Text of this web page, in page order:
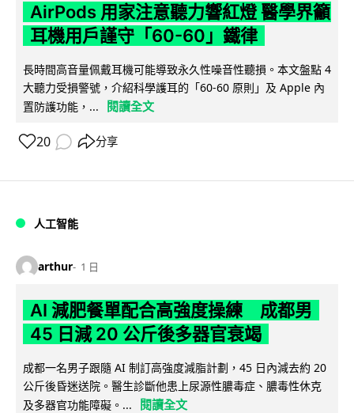
AirPods 用家注意聽力響紅燈 醫學界籲
耳機用戶謹守「60-60」鐵律
長時間高音量佩戴耳機可能導致永久性噪音性聽損。本文盤點 4
大聽力受損警號，介紹科學護耳的「60-60 原則」及 Apple 內
置防護功能，...
閱讀全文
20 分享
人工智能
arthur 1 日
AI 減肥餐單配合高強度操練 成都男
45 日減 20 公斤後多器官衰竭
成都一名男子跟隨 AI 制訂高強度減脂計劃，45 日內減去約 20
公斤後昏迷送院。醫生診斷他患上尿源性膿毒症、膿毒性休克
及多器官功能障礙。...
閱讀全文